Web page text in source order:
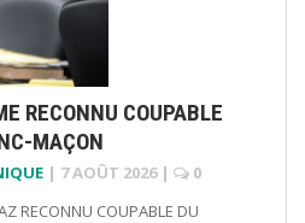
RECONNU COUPABLE
MAÇON
| 7 AOÛT 2026 |
0
RECONNU COUPABLE DU